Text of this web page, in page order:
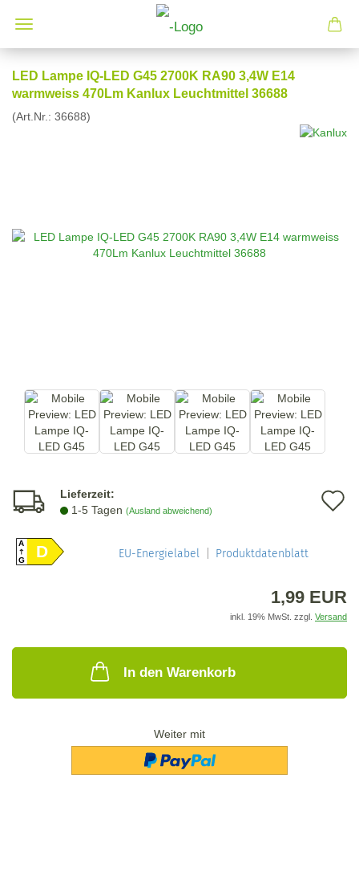
LED Lampe IQ-LED G45 2700K RA90 3,4W E14
warmweiss 470Lm Kanlux Leuchtmittel 36688
(Art.Nr.: 36688)
Lieferzeit:
1-5 Tagen (Ausland abweichend)
A
GD EU-Energielabel Produktdatenblatt
1,99 EUR
inkl. 19% MwSt. zzgl. Versand
In den Warenkorb
Weiter mit